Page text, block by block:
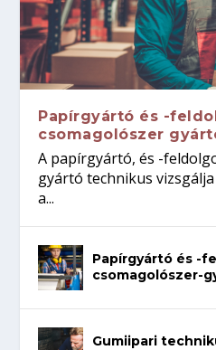
Papírgyártó és -
csomagolószer
A papírgyártó, és -
gyártó technikus
a...
Papírgyártó és -
csomagolószer-
Gumiipari